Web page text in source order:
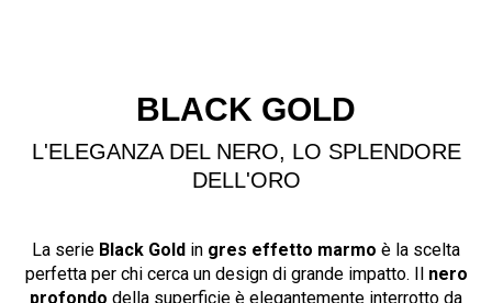
BLACK GOLD
L'ELEGANZA DEL NERO, LO SPLENDORE
DELL'ORO
La serie Black Gold in gres effetto marmo è la scelta
perfetta per chi cerca un design di grande impatto. Il nero
profondo della superficie è elegantemente interrotto da